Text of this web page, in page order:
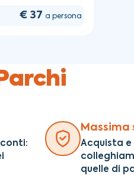
€ 37 a persona
Massima
Acquista
quelle di